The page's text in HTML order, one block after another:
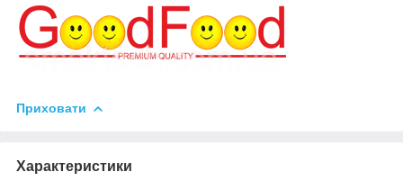
Приховати
Характеристики